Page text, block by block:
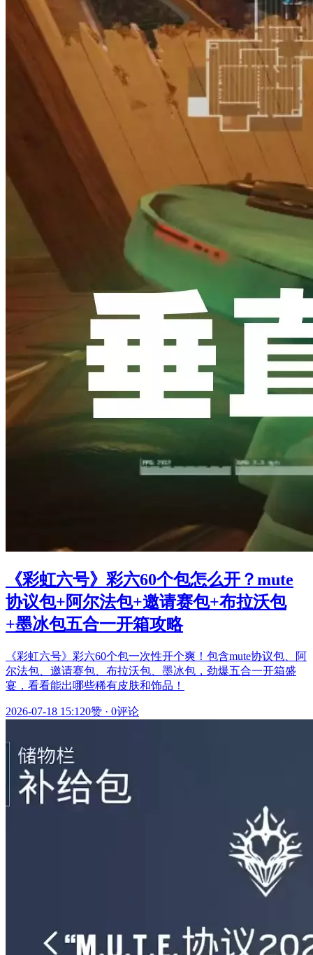
《彩虹六号》彩六60个包怎么开？mute
协议包+阿尔法包+邀请赛包+布拉沃包
+墨冰包五合一开箱攻略
《彩虹六号》彩六60个包一次性开个爽！包含mute协议包、阿
尔法包、邀请赛包、布拉沃包、墨冰包，劲爆五合一开箱盛
宴，看看能出哪些稀有皮肤和饰品！
2026-07-18 15:120赞 · 0评论